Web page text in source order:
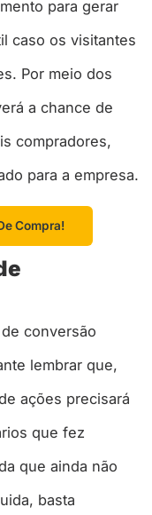
para gerar
caso os visitantes
Por meio dos
a chance de
compradores,
para a empresa.
Compra!
conversão
lembrar que,
ações precisará
que fez
que ainda não
basta